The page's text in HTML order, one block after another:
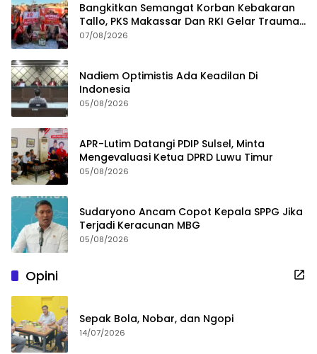
Bangkitkan Semangat Korban Kebakaran
Tallo, PKS Makassar Dan RKI Gelar Trauma
Healing
07/08/2026
Nadiem Optimistis Ada Keadilan Di
Indonesia
05/08/2026
APR-Lutim Datangi PDIP Sulsel, Minta
Mengevaluasi Ketua DPRD Luwu Timur
05/08/2026
Sudaryono Ancam Copot Kepala SPPG Jika
Terjadi Keracunan MBG
05/08/2026
Opini
Sepak Bola, Nobar, dan Ngopi
14/07/2026